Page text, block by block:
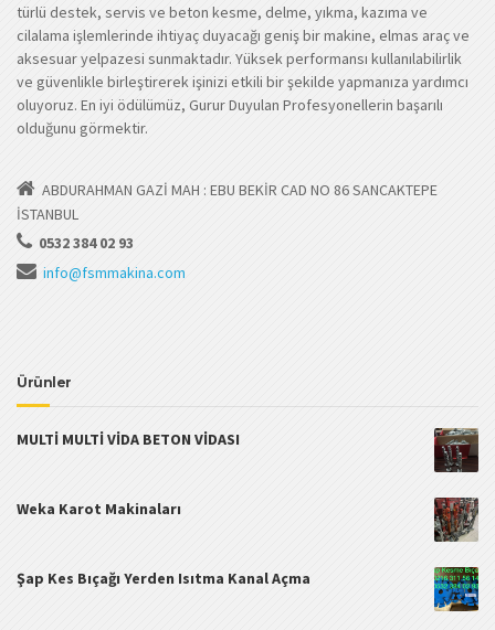
türlü destek, servis ve beton kesme, delme, yıkma, kazıma ve
cilalama işlemlerinde ihtiyaç duyacağı geniş bir makine, elmas araç ve
aksesuar yelpazesi sunmaktadır. Yüksek performansı kullanılabilirlik
ve güvenlikle birleştirerek işinizi etkili bir şekilde yapmanıza yardımcı
oluyoruz. En iyi ödülümüz, Gurur Duyulan Profesyonellerin başarılı
olduğunu görmektir.
ABDURAHMAN GAZİ MAH : EBU BEKİR CAD NO 86 SANCAKTEPE
İSTANBUL
0532 384 02 93
info@fsmmakina.com
Ürünler
MULTİ MULTİ VİDA BETON VİDASI
Weka Karot Makinaları
Şap Kes Bıçağı Yerden Isıtma Kanal Açma